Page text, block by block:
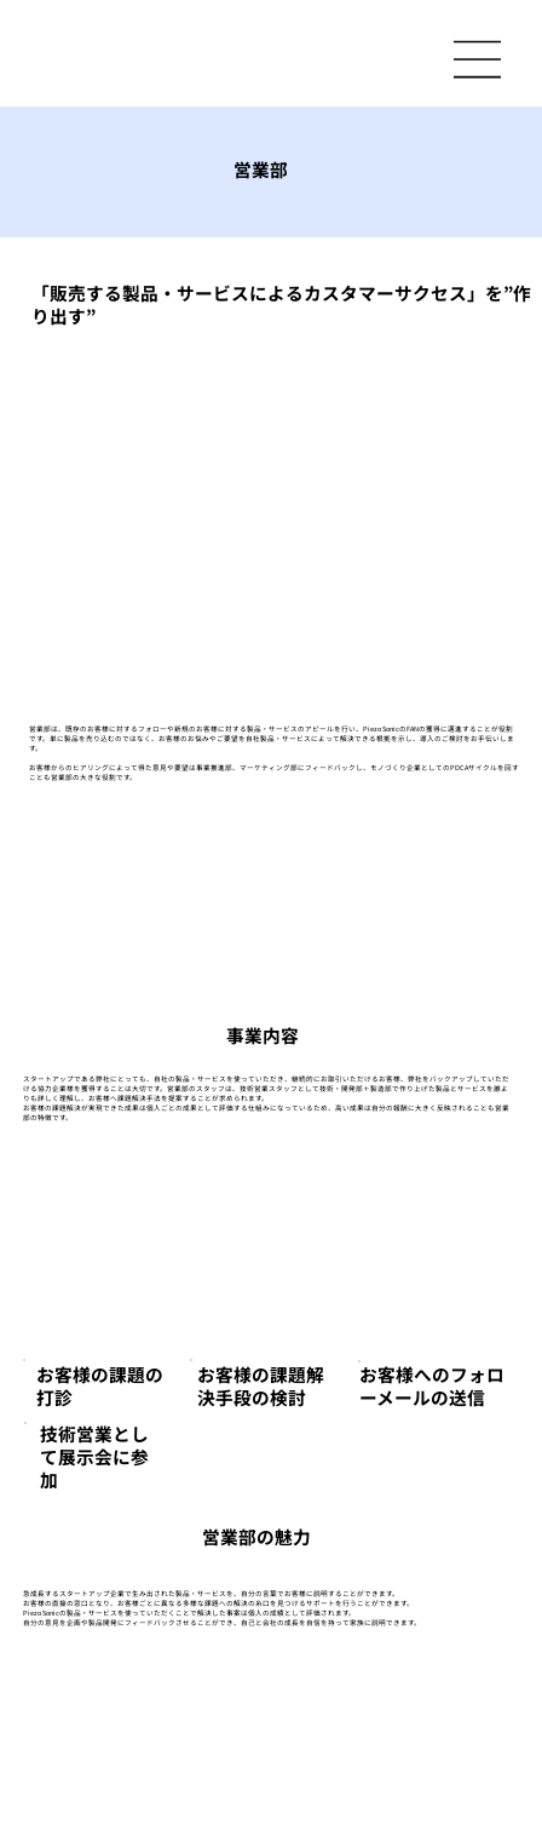
営業部
「販売する製品・サービスによるカスタマーサクセス」を”作
り出す”
営業部は、既存のお客様に対するフォローや新規のお客様に対する製品・サービスのアピールを行い、Piezo SonicのFANの獲得に邁進することが役割
です。単に製品を売り込むのではなく、お客様のお悩みやご要望を自社製品・サービスによって解決できる根拠を示し、導入のご検討をお手伝いしま
す。
​お客様からのヒアリングによって得た意見や要望は事業推進部、マーケティング部にフィードバックし、モノづくり企業としてのPDCAサイクルを回す
ことも営業部の大きな役割です。
事業内容
スタートアップである弊社にとっても、自社の製品・サービスを使っていただき、継続的にお取引いただけるお客様、弊社をバックアップしていただ
ける協力企業様を獲得することは大切です。営業部のスタッフは、技術営業スタッフとして技術・開発部＋製造部で作り上げた製品とサービスを誰よ
りも詳しく理解し、お客様へ課題解決手法を提案することが求められます。
お客様の課題解決が実現できた成果は個人ごとの成果として評価する仕組みになっているため、高い成果は自分の報酬に大きく反映されることも営業
部の特徴です。
営業部の魅力
急成長するスタートアップ企業で生み出された製品・サービスを、自分の言葉でお客様に説明することができます。
お客様の直接の窓口となり、お客様ごとに異なる多様な課題への解決の糸口を見つけるサポートを行うことができます。
Piezo Sonicの製品・サービスを使っていただくことで解決した事案は個人の成績として評価されます。
​自分の意見を企画や製品開発にフィードバックさせることができ、自己と会社の成長を自信を持って家族に説明できます。
お客様の課題解
決手段の検討
お客様へのフォロ
ーメールの送信
技術営業とし
て展示会に参
加
​お客様の課題の
打診